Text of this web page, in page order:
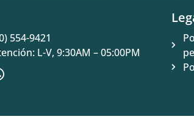
554-9421
L-V, 9:30AM – 05:00PM